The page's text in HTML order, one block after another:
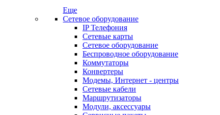
Еще
Сетевое оборудование
IP Телефония
Сетевые карты
Сетевое оборудование
Беспроводное оборудование
Коммутаторы
Конвертеры
Модемы, Интернет - центры
Сетевые кабели
Маршрутизаторы
Модули, аксессуары